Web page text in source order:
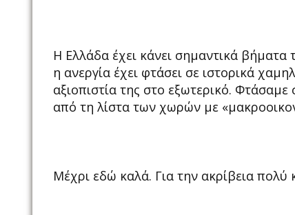
Η Ελλάδα έχει κάνει σημαντικά βήματα
η ανεργία έχει φτάσει σε ιστορικά
αξιοπιστία της στο εξωτερικό.
από τη λίστα των χωρών με
Μέχρι εδώ καλά. Για την ακρίβεια πολύ